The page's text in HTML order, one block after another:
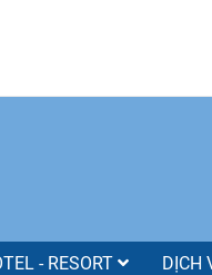
- RESORT DỊCH